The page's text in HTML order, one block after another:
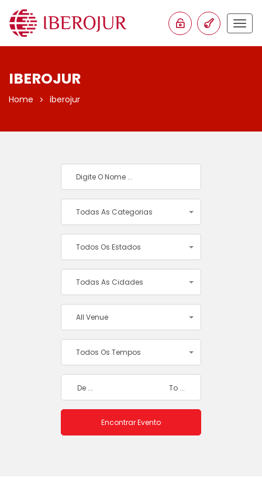
IBEROJUR
Home iberojur
Todas As Categorias
Todos Os Estados
Todas As Cidades
All Venue
Todos Os Tempos